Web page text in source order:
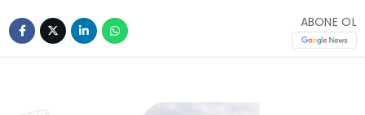
ABONE OL